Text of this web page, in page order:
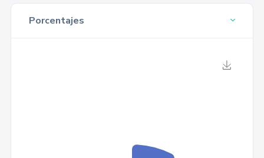
Porcentajes